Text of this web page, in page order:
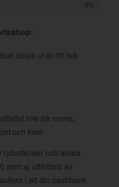
5%
:
delas ut en till två
inte på moms,
och frakt.
och andra
som ej utfärdats av
i att din cashback